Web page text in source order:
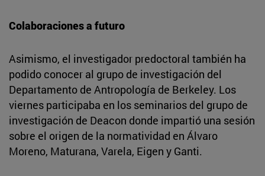
Colaboraciones a futuro
Asimismo, el investigador predoctoral también ha
podido conocer al grupo de investigación del
Departamento de Antropología de Berkeley. Los
viernes participaba en los seminarios del grupo de
investigación de Deacon donde impartió una sesión
sobre el origen de la normatividad en Álvaro
Moreno, Maturana, Varela, Eigen y Ganti.